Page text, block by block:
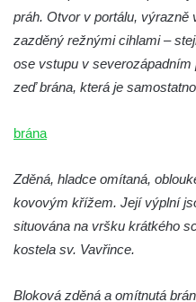
Poustevna na Křížové cestě
vrchu ve Frýdlantu
Kostel Nanebevzetí Panny
Kaple Stětí svatého Jana
Krásně
práh. Otvor v portálu,
zazděný režnými cihlami –
ose vstupu v
zeď brána, která je
brána
Zděná, hladce omítaná,
kovovým křížem. Její výplní
situována na vršku krátkého
kostela sv. Vavřince.
Bloková zděná a omítnutá